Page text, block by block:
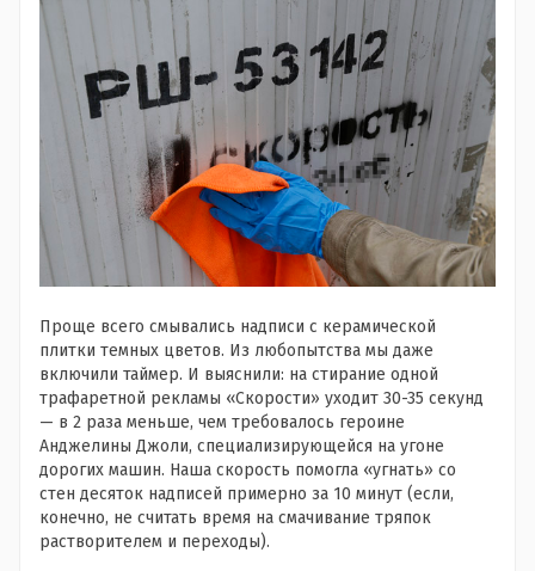
Проще всего смывались надписи с керамической
плитки темных цветов. Из любопытства мы даже
включили таймер. И выяснили: на стирание одной
трафаретной рекламы «Скорости» уходит 30-35 секунд
— в 2 раза меньше, чем требовалось героине
Анджелины Джоли, специализирующейся на угоне
дорогих машин. Наша скорость помогла «угнать» со
стен десяток надписей примерно за 10 минут (если,
конечно, не считать время на смачивание тряпок
растворителем и переходы).